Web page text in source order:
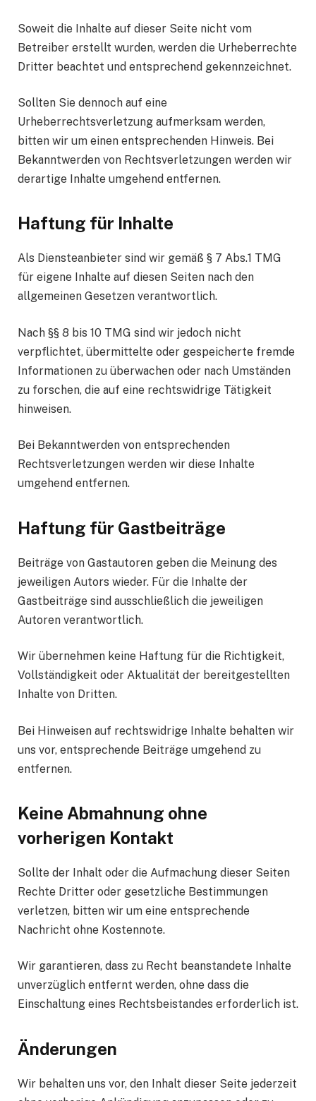
Soweit die Inhalte auf dieser Seite nicht vom
Betreiber erstellt wurden, werden die Urheberrechte
Dritter beachtet und entsprechend gekennzeichnet.
Sollten Sie dennoch auf eine
Urheberrechtsverletzung aufmerksam werden,
bitten wir um einen entsprechenden Hinweis. Bei
Bekanntwerden von Rechtsverletzungen werden wir
derartige Inhalte umgehend entfernen.
Haftung für Inhalte
Als Diensteanbieter sind wir gemäß § 7 Abs.1 TMG
für eigene Inhalte auf diesen Seiten nach den
allgemeinen Gesetzen verantwortlich.
Nach §§ 8 bis 10 TMG sind wir jedoch nicht
verpflichtet, übermittelte oder gespeicherte fremde
Informationen zu überwachen oder nach Umständen
zu forschen, die auf eine rechtswidrige Tätigkeit
hinweisen.
Bei Bekanntwerden von entsprechenden
Rechtsverletzungen werden wir diese Inhalte
umgehend entfernen.
Haftung für Gastbeiträge
Beiträge von Gastautoren geben die Meinung des
jeweiligen Autors wieder. Für die Inhalte der
Gastbeiträge sind ausschließlich die jeweiligen
Autoren verantwortlich.
Wir übernehmen keine Haftung für die Richtigkeit,
Vollständigkeit oder Aktualität der bereitgestellten
Inhalte von Dritten.
Bei Hinweisen auf rechtswidrige Inhalte behalten wir
uns vor, entsprechende Beiträge umgehend zu
entfernen.
Keine Abmahnung ohne
vorherigen Kontakt
Sollte der Inhalt oder die Aufmachung dieser Seiten
Rechte Dritter oder gesetzliche Bestimmungen
verletzen, bitten wir um eine entsprechende
Nachricht ohne Kostennote.
Wir garantieren, dass zu Recht beanstandete Inhalte
unverzüglich entfernt werden, ohne dass die
Einschaltung eines Rechtsbeistandes erforderlich ist.
Änderungen
Wir behalten uns vor, den Inhalt dieser Seite jederzeit